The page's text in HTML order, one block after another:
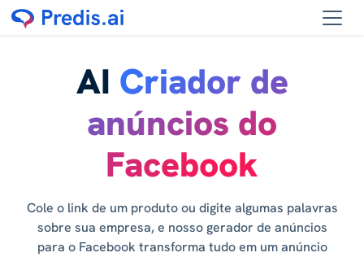
AI Criador de
anúncios do
Facebook
Cole o link de um produto ou digite algumas palavras
sobre sua empresa, e nosso gerador de anúncios
para o Facebook transforma tudo em um anúncio